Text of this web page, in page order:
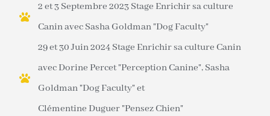
2 et 3 Septembre 2023 Stage Enrichir sa culture
Canin avec Sasha Goldman "Dog Faculty"
29 et 30 Juin 2024 Stage Enrichir sa culture Canin
avec Dorine Percet "Perception Canine", Sasha
Goldman "Dog Faculty" et
Clémentine Duguer "Pensez Chien"